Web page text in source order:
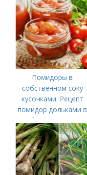
Помидоры в
собственном соку
кусочками. Рецепт
помидор дольками в
собственном соку